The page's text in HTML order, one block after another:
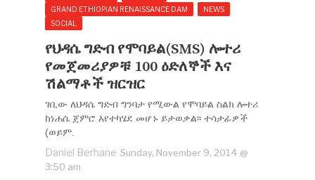
GRAND ETHIOPIAN RENAISSANCE DAM
NEWS
SOCIAL
የህዳሴ ግድብ የሞባይል(SMS) ሎተሪ
የመጀመሪያዎቹ 100 ዕድለኞች እና
ሽልማቶች ዝርዝር
ገቢው ለህዳሴ ግድብ ግንባታ የሚውል የሞባይል ስልክ ሎተሪ
ከነሐሴ ጀምሮ እየተካሄደ መሆኑ ይታወቃል፡፡ ተሳታፊዎች
(ወይም.
Daniel Berhane Sunday, November 9, 2014 @
3:50 am